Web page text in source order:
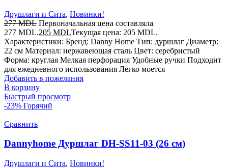
Друшлаги и Сита, Новинки!
277MDL Первоначальная цена составляла
277 MDL.205 MDLТекущая цена: 205 MDL.
Характеристики: Бренд: Danny Home Тип: дуршлаг Диаметр:
22 см Материал: нержавеющая сталь Цвет: серебристый
Форма: круглая Мелкая перфорация Удобные ручки Подходит
для ежедневного использования Легко моется
Добавить в пожелания
В корзину
Быстрый просмотр
-23% Горячий
Сравнить
Dannyhome Дуршлаг DH-SS11-03 (26 см)
Друшлаги и Сита, Новинки!